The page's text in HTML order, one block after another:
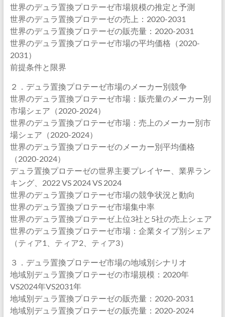
世界のデュラ置換プロテーゼ市場規模の推定と予測
世界のデュラ置換プロテーゼの売上：2020-2031
世界のデュラ置換プロテーゼの販売量：2020-2031
世界のデュラ置換プロテーゼ市場の平均価格（2020-
2031）
前提条件と限界
２．デュラ置換プロテーゼ市場のメーカー別競争
世界のデュラ置換プロテーゼ市場：販売量のメーカー別
市場シェア（2020-2024）
世界のデュラ置換プロテーゼ市場：売上のメーカー別市
場シェア（2020-2024）
世界のデュラ置換プロテーゼのメーカー別平均価格
（2020-2024）
デュラ置換プロテーゼの世界主要プレイヤー、業界ラン
キング、2022 VS 2024 VS 2024
世界のデュラ置換プロテーゼ市場の競争状況と動向
世界のデュラ置換プロテーゼ市場集中率
世界のデュラ置換プロテーゼ上位3社と5社の売上シェア
世界のデュラ置換プロテーゼ市場：企業タイプ別シェア
（ティア1、ティア2、ティア3）
３．デュラ置換プロテーゼ市場の地域別シナリオ
地域別デュラ置換プロテーゼの市場規模：2020年
VS2024年VS2031年
地域別デュラ置換プロテーゼの販売量：2020-2031
地域別デュラ置換プロテーゼの販売量：2020-2024